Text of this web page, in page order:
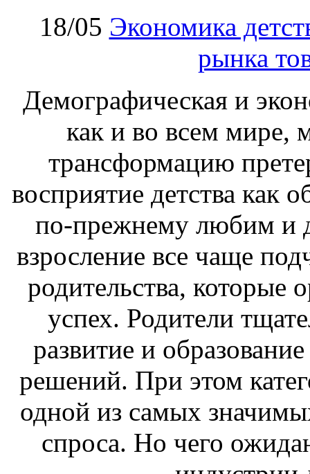
18/05 Экономика
рынка
Демографическая и
как и во всем мире,
трансформацию
восприятие детства как
по-прежнему любим и
взросление все чаще
родительства, которые
успех. Родители
развитие и
решений. При этом
одной из самых
спроса. Но чего